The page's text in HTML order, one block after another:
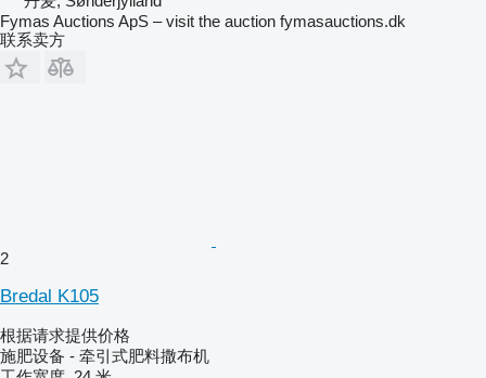
Fymas Auctions ApS – visit the auction fymasauctions.dk
联系卖方
2
Bredal K105
根据请求提供价格
施肥设备 - 牵引式肥料撒布机